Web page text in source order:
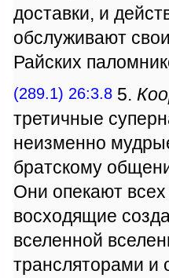
доставки, и
обслуживают
Райских
(289.1) 26:3.8 5.
третичные
неизменно
братскому
Они опекают
восходящие
вселенной
трансляторами и